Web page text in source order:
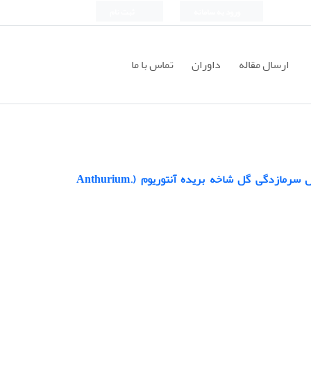
ارسال مقاله داوران تماس با ما
تاثیر تیمار قبل و پس از برداشت گاما آمینو بوتیریک اسید (GABA) بر کنترل سرمازدگی گل شاخه بریده آنتوریوم (.Anthurium